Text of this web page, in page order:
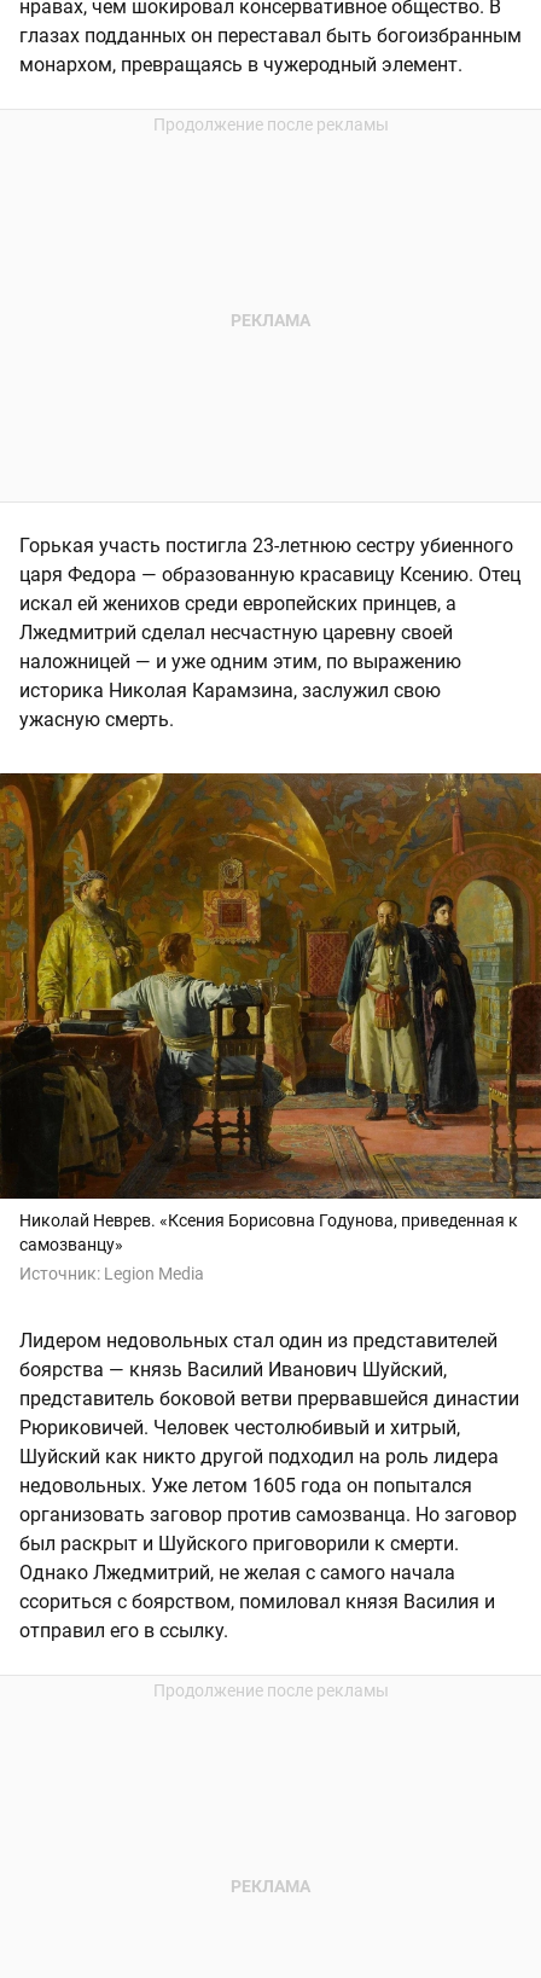
нравах, чем шокировал консервативное общество. В
глазах подданных он переставал быть богоизбранным
монархом, превращаясь в чужеродный элемент.
Горькая участь постигла 23-летнюю сестру убиенного
царя Федора — образованную красавицу Ксению. Отец
искал ей женихов среди европейских принцев, а
Лжедмитрий сделал несчастную царевну своей
наложницей — и уже одним этим, по выражению
историка Николая Карамзина, заслужил свою
ужасную смерть.
Николай Неврев. «Ксения Борисовна Годунова, приведенная к
самозванцу»
Источник: Legion Media
Лидером недовольных стал один из представителей
боярства — князь Василий Иванович Шуйский,
представитель боковой ветви прервавшейся династии
Рюриковичей. Человек честолюбивый и хитрый,
Шуйский как никто другой подходил на роль лидера
недовольных. Уже летом 1605 года он попытался
организовать заговор против самозванца. Но заговор
был раскрыт и Шуйского приговорили к смерти.
Однако Лжедмитрий, не желая с самого начала
ссориться с боярством, помиловал князя Василия и
отправил его в ссылку.